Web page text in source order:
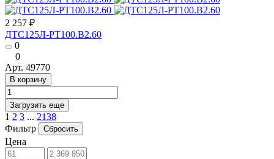
2 257 ₽
ДТС125Л-РТ100.В2.60
0
0
Арт. 49770
В корзину
Загрузить еще
1 2 3 ... 2138
Фильтр
Сбросить
Цена